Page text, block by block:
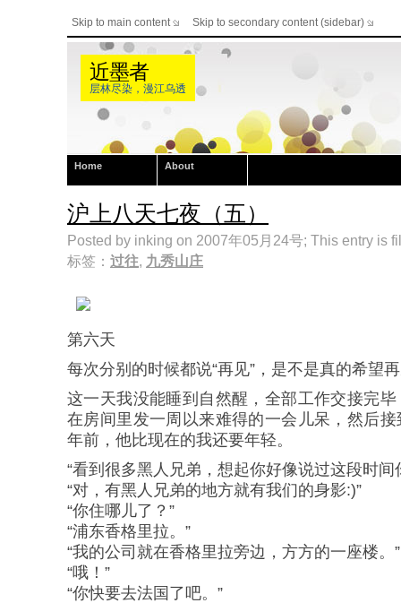
Skip to main content Skip to secondary content (sidebar)
近墨者
层林尽染，漫江乌透
Home About
沪上八天七夜（五）
Posted by inking on 2007年05月24号; This entry is
标签： 过往, 九秀山庄
第六天
每次分别的时候都说“再见”，是不是真的希望
这一天我没能睡到自然醒，全部工作交接完
在房间里发一周以来难得的一会儿呆，然后
年前，他比现在的我还要年轻。
“看到很多黑人兄弟，想起你好像说过这段时间
“对，有黑人兄弟的地方就有我们的身影:)”
“你住哪儿了？”
“浦东香格里拉。”
“我的公司就在香格里拉旁边，方方的一座楼。”
“哦！”
“你快要去法国了吧。”